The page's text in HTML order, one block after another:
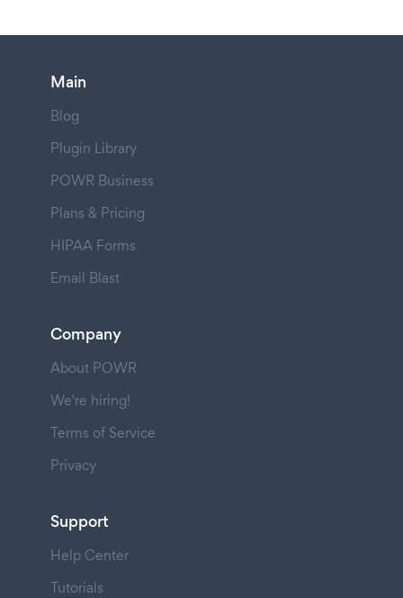
Main
Blog
Plugin Library
POWR Business
Plans & Pricing
HIPAA Forms
Email Blast
Company
About POWR
We're hiring!
Terms of Service
Privacy
Support
Help Center
Tutorials